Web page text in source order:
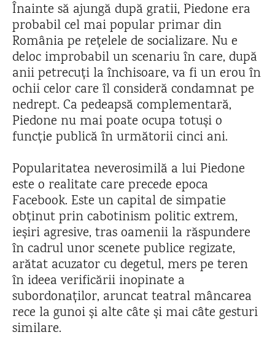
Înainte să ajungă după gratii, Piedone era
probabil cel mai popular primar din
România pe rețelele de socializare. Nu e
deloc improbabil un scenariu în care, după
anii petrecuți la închisoare, va fi un erou în
ochii celor care îl consideră condamnat pe
nedrept. Ca pedeapsă complementară,
Piedone nu mai poate ocupa totuși o
funcție publică în următorii cinci ani.
Popularitatea neverosimilă a lui Piedone
este o realitate care precede epoca
Facebook. Este un capital de simpatie
obținut prin cabotinism politic extrem,
ieșiri agresive, tras oamenii la răspundere
în cadrul unor scenete publice regizate,
arătat acuzator cu degetul, mers pe teren
în ideea verificării inopinate a
subordonaților, aruncat teatral mâncarea
rece la gunoi și alte câte și mai câte gesturi
similare.